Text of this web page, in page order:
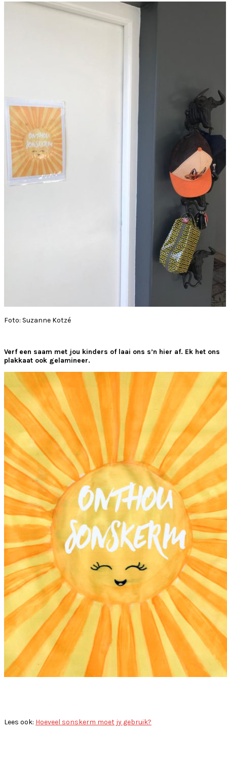
Foto: Suzanne Kotzé
Verf een saam met jou kinders of laai ons s’n hier af. Ek het ons
plakkaat ook gelamineer.
Lees ook: Hoeveel sonskerm moet jy gebruik?